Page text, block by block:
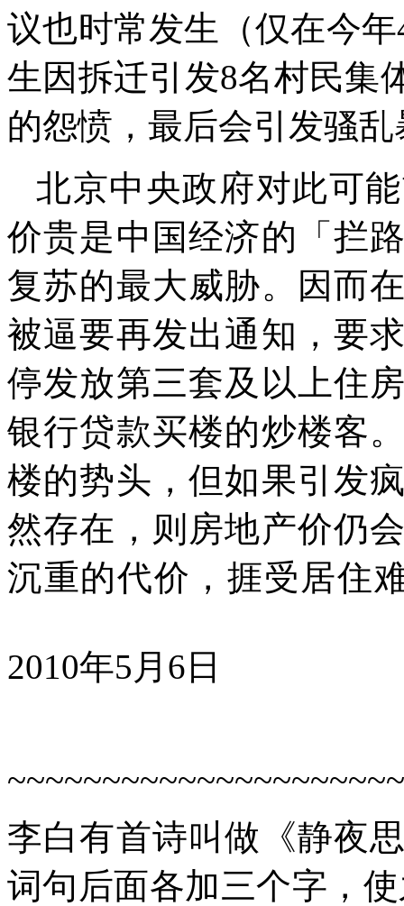
议也时常发生（仅在今年
生因拆迁引发8名村民集
的怨愤，最后会引发骚乱
北京中央政府对此可
价贵是中国经济的「拦
复苏的最大威胁。因而
被逼要再发出通知，要
停发放第三套及以上住
银行贷款买楼的炒楼客
楼的势头，但如果引发
然存在，则房地产价仍
沉重的代价，捱受居住
2010年5 月 6 日
李白有首诗叫做《静夜
词句后面各加三个字，